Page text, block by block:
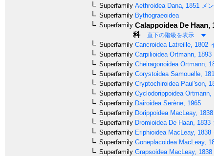
Superfamily Aethroidea Dana, 1851 メン
Superfamily Bythograeoidea
Superfamily CalappoideaDe Haan,
科
直下の階級を表示
Superfamily Cancroidea Latreille, 1802 イ
Superfamily Carpilioidea Ortmann, 1893
Superfamily Cheiragonoidea Ortmann,
Superfamily Corystoidea Samouelle, 1819
Superfamily Cryptochiroidea Paul'son,
Superfamily Cyclodorippoidea Ortmann,
Superfamily Dairoidea Serène, 1965
Superfamily Dorippoidea MacLeay, 1838
Superfamily Dromioidea De Haan, 1833
Superfamily Eriphioidea MacLeay, 1838
Superfamily Goneplacoidea MacLeay,
Superfamily Grapsoidea MacLeay, 1838